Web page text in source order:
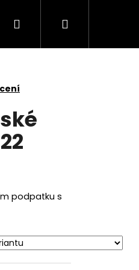
PřihlášeníNákupní
podpatku s
Následující